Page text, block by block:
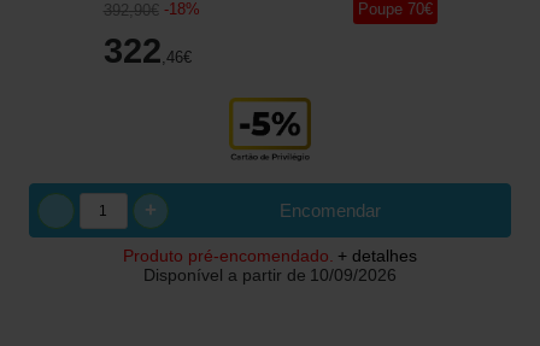
392,90€ -18%
322 ,46€
Poupe 70€
Encomendar
+
Produto pré-encomendado. + detalhes
Disponível a partir de 10/09/2026